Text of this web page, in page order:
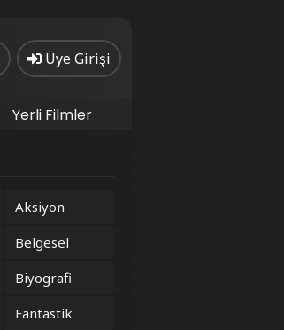
Üye Girişi
Yerli Filmler
Aksiyon
Belgesel
Biyografi
Fantastik